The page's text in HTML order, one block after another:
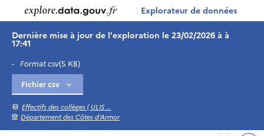
| Explorateur de données
Dernière mise à jour de l'exploration le 23/02/2026 à à
17:41
- Format csv(5 KB)
Effectifs des collèges ( ULIS ...
Département des Côtes d'Armor